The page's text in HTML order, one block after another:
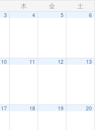
木 金 土
3 4 5 6
10 11 12 13
17 18 19 20